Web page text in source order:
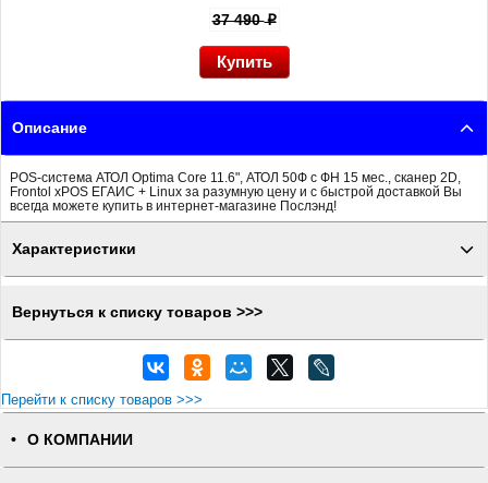
37 490p
Описание
POS-система АТОЛ Optima Core 11.6", АТОЛ 50Ф с ФН 15 мес., сканер 2D,
Frontol xPOS ЕГАИС + Linux за разумную цену и с быстрой доставкой Вы
всегда можете купить в интернет-магазине Послэнд!
Характеристики
Вернуться к списку товаров >>>
Перейти к списку товаров >>>
О КОМПАНИИ